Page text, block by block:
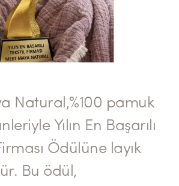
Natural,%100 pamuk
Yılın En Başarılı
Ödülüne layık
Bu ödül,